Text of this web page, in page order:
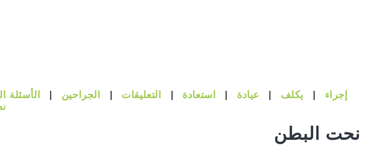
إجراء | يكلف | عيادة | استعادة | التعليقات | الجراحين | الأسئلة
نحت البطن